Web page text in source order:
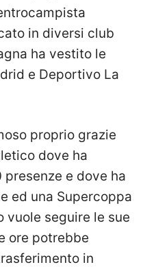
in diversi club
ha vestito le
e Deportivo La
proprio grazie
dove ha
e dove ha
ed una Supercoppa
vuole seguire le sue
ore potrebbe
in